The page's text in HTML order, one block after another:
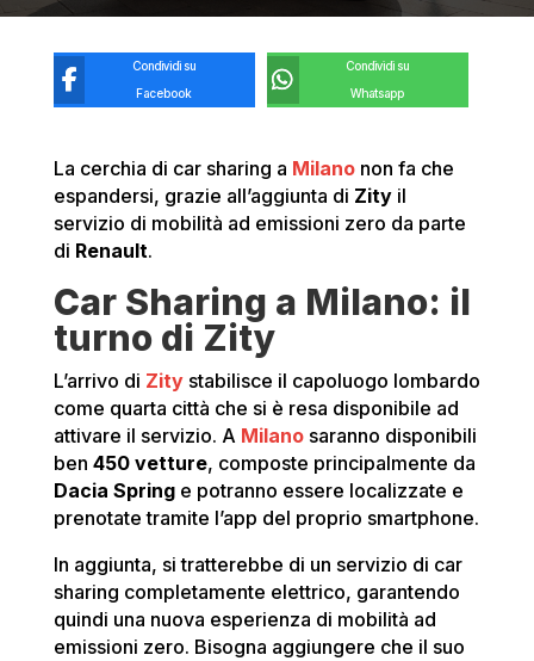
Condividi su
Facebook
Condividi su
Whatsapp
La cerchia di car sharing a Milanonon fa che
espandersi, grazie all’aggiunta di Zityil
servizio di mobilità ad emissioni zero da parte
di Renault.
Car Sharing a Milano: il
turno di Zity
L’arrivo di Zitystabilisce il capoluogo lombardo
come quarta città che si è resa disponibile ad
attivare il servizio. A Milanosaranno disponibili
ben 450 vetture, composte principalmente da
Dacia Springe potranno essere localizzate e
prenotate tramite l’app del proprio smartphone.
In aggiunta, si tratterebbe di un servizio di car
sharing completamente elettrico, garantendo
quindi una nuova esperienza di mobilità ad
emissioni zero. Bisogna aggiungere che il suo